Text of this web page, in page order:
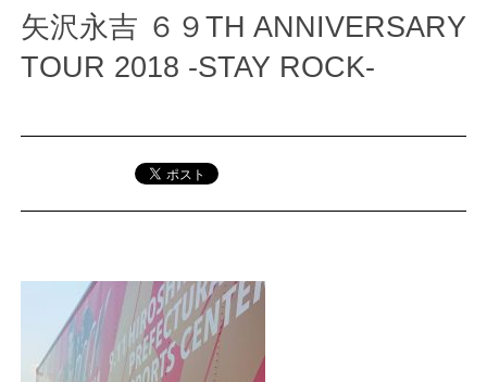
矢沢永吉 ６９TH ANNIVERSARY
TOUR 2018 -STAY ROCK-